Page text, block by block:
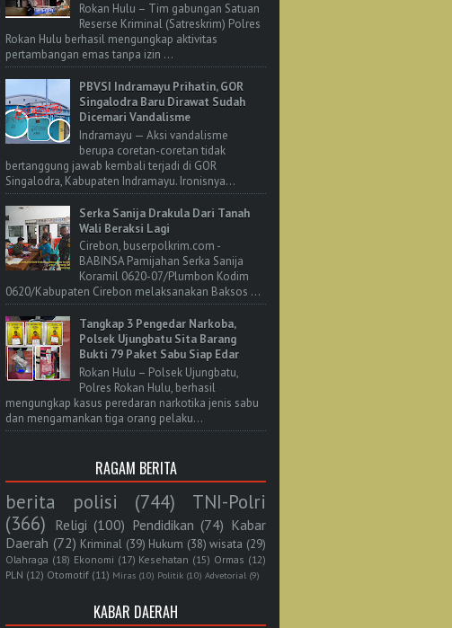
Rokan Hulu – Tim gabungan Satuan
Reserse Kriminal (Satreskrim) Polres
Rokan Hulu berhasil mengungkap aktivitas
pertambangan emas tanpa izin ...
PBVSI Indramayu Prihatin, GOR
Singalodra Baru Dirawat Sudah
Dicemari Vandalisme
Indramayu — Aksi vandalisme
berupa coretan-coretan tidak
bertanggung jawab kembali terjadi di GOR
Singalodra, Kabupaten Indramayu. Ironisnya...
Serka Sanija Drakula Dari Tanah
Wali Beraksi Lagi
Cirebon, buserpolkrim.com -
BABINSA Pamijahan Serka Sanija
Koramil 0620-07/Plumbon Kodim
0620/Kabupaten Cirebon melaksanakan Baksos ...
Tangkap 3 Pengedar Narkoba,
Polsek Ujungbatu Sita Barang
Bukti 79 Paket Sabu Siap Edar
Rokan Hulu – Polsek Ujungbatu,
Polres Rokan Hulu, berhasil
mengungkap kasus peredaran narkotika jenis sabu
dan mengamankan tiga orang pelaku...
RAGAM BERITA
berita polisi (744)
TNI-Polri
(366) Religi (100) Pendidikan (74) Kabar
Daerah (72) Kriminal (39) Hukum (38) wisata (29)
Olahraga (18) Ekonomi (17) Kesehatan (15) Ormas (12)
PLN (12) Otomotif (11) Miras (10) Politik (10) Advetorial (9)
KABAR DAERAH